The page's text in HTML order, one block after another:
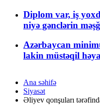
Diplom var, iş
niyə gənclərin
Azərbaycan
lakin müstəqil
Ana səhifə
Siyasət
Əliyev qonşuları